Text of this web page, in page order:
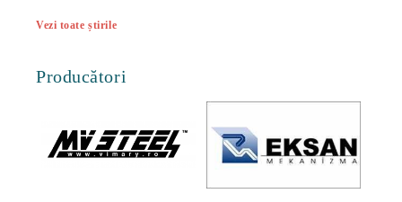
Vezi toate știrile
Producători